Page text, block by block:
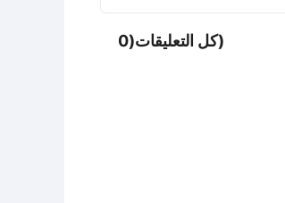
كل التعليقات(0)